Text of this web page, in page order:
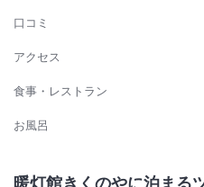
口コミ
アクセス
食事・レストラン
お風呂
暖灯館きくのやに泊まる